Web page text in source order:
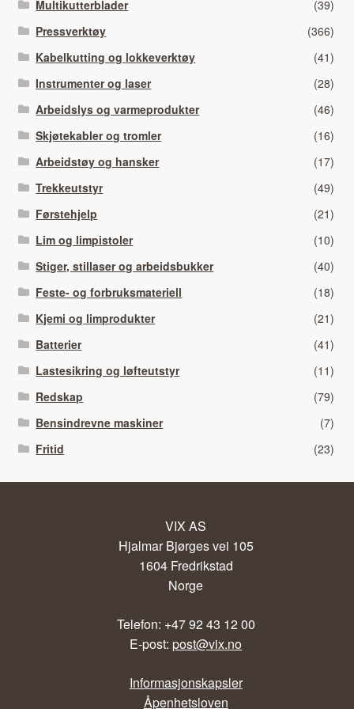
Multikutterblader
(39)
Pressverktøy
(366)
Kabelkutting og lokkeverktøy
(41)
Instrumenter og laser
(28)
Arbeidslys og varmeprodukter
(46)
Skjøtekabler og tromler
(16)
Arbeidstøy og hansker
(17)
Trekkeutstyr
(49)
Førstehjelp
(21)
Lim og limpistoler
(10)
Stiger, stillaser og arbeidsbukker
(40)
Feste- og forbruksmateriell
(18)
Kjemi og limprodukter
(21)
Batterier
(41)
Lastesikring og løfteutstyr
(11)
Redskap
(79)
Bensindrevne maskiner
(7)
Fritid
(23)
VIX AS
Hjalmar Bjørges vei 105
1604 Fredrikstad
Norge
Telefon: +47 92 43 12 00
E-post:post@vix.no
Informasjonskapsler
Åpenhetsloven